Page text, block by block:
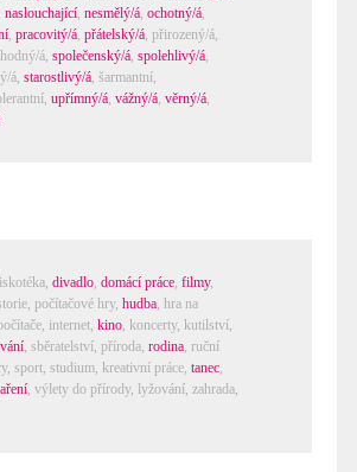
naslouchající, nesmělý/á, ochotný/á,
, pracovitý/á, přátelský/á, přirozený/á,
á, společenský/á, spolehlivý/á,
á, starostlivý/á, šarmantní,
, upřímný/á, vážný/á, věrný/á,
, divadlo, domácí práce, filmy,
, počítačové hry, hudba, hra na
internet, kino, koncerty, kutilství,
, sběratelství, příroda, rodina, ruční
, sport, studium, kreativní práce, tanec,
, výlety do přírody, lyžování, zahrada,